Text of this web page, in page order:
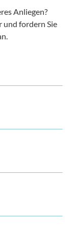
Anliegen?
und fordern Sie